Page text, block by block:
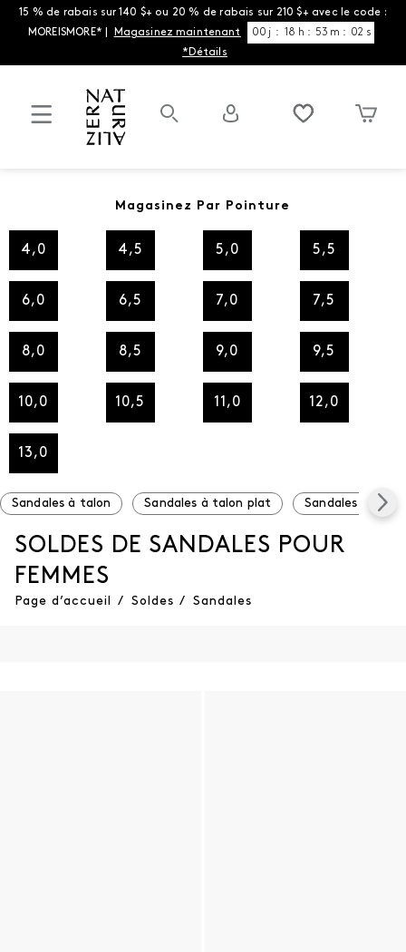
15 % de rabais sur 140 $+ ou 20 % de rabais sur 210 $+ avec le code :
MOREISMORE* |
Magasinez maintenant 00 j : 18 h : 53 m : 02 s
*Détails
Magasinez Par Pointure
4,0 4,5 5,0 5,5
6,0 6,5 7,0 7,5
8,0 8,5 9,0 9,5
10,0 10,5 11,0 12,0
13,0
Sandales à talon Sandales à talon plat Sandales à
SOLDES DE SANDALES POUR
FEMMES
Page d’accueil / Soldes / Sandales